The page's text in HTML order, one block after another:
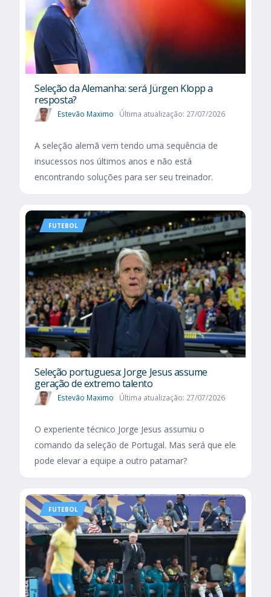
Seleção da Alemanha: será Jürgen Klopp a
resposta?
Estevão Maximo Última atualização: 27/07/2026
A seleção alemã vem tendo uma sequência de
insucessos nos últimos anos e não está
encontrando soluções para ser seu treinador.
FUTEBOL
Seleção portuguesa: Jorge Jesus assume
geração de extremo talento
Estevão Maximo Última atualização: 27/07/2026
O experiente técnico Jorge Jesus assumiu o
comando da seleção de Portugal. Mas será que ele
pode elevar a equipe a outro patamar?
FUTEBOL